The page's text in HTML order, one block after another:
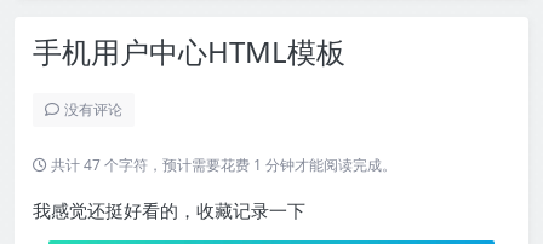
手机用户中心HTML模板
没有评论
共计 47 个字符，预计需要花费 1 分钟才能阅读完成。
我感觉还挺好看的，收藏记录一下